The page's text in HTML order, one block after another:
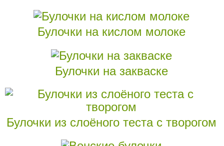
Булочки на кислом молоке
Булочки на закваске
Булочки из слоёного теста с творогом